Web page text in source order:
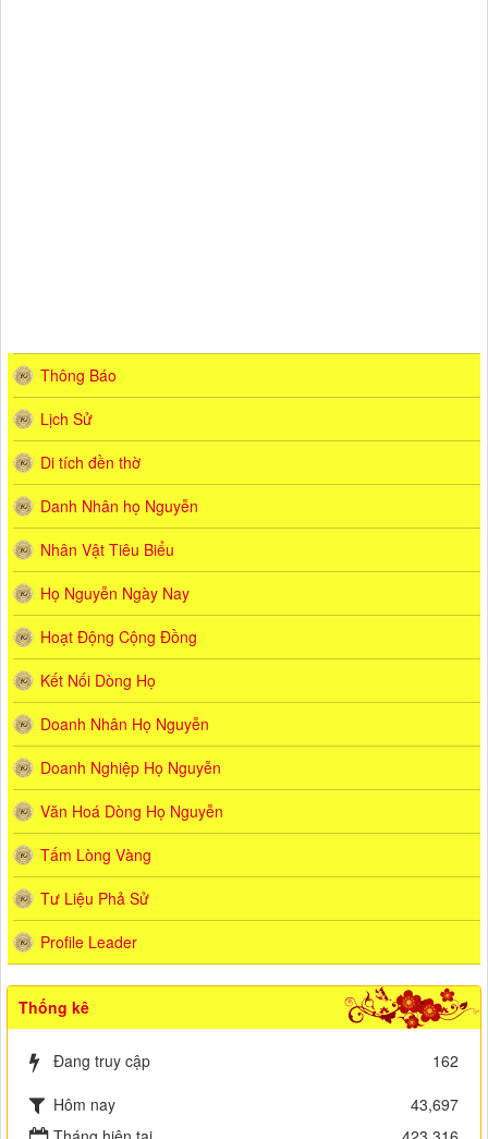
Thông Báo
Lịch Sử
Di tích đền thờ
Danh Nhân họ Nguyễn
Nhân Vật Tiêu Biểu
Họ Nguyễn Ngày Nay
Hoạt Động Cộng Đồng
Kết Nối Dòng Họ
Doanh Nhân Họ Nguyễn
Doanh Nghiệp Họ Nguyễn
Văn Hoá Dòng Họ Nguyễn
Tấm Lòng Vàng
Tư Liệu Phả Sử
Profile Leader
Thống kê
Đang truy cập
162
Hôm nay
43,697